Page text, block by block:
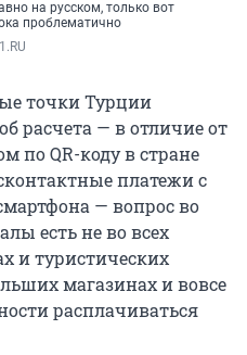
на русском, только вот
проблематично
точки Турции
расчета — в отличие от
по QR-коду в стране
платежи с
— вопрос во
есть не во всех
и туристических
магазинах и вовсе
расплачиваться